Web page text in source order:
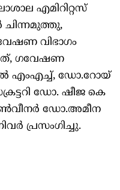
എമിറിറ്റസ്
വിഭാഗം
ഗവേഷണ
എംഎച്ച്, ഡോ.റോയ്
ഡോ. ഷീജ കെ
ഡോ.അമീന
പ്രസംഗിച്ചു.